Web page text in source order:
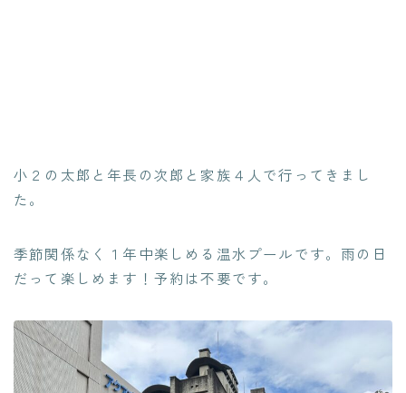
小２の太郎と年長の次郎と家族４人で行ってきまし
た。
季節関係なく１年中楽しめる温水プールです。雨の日
だって楽しめます！予約は不要です。